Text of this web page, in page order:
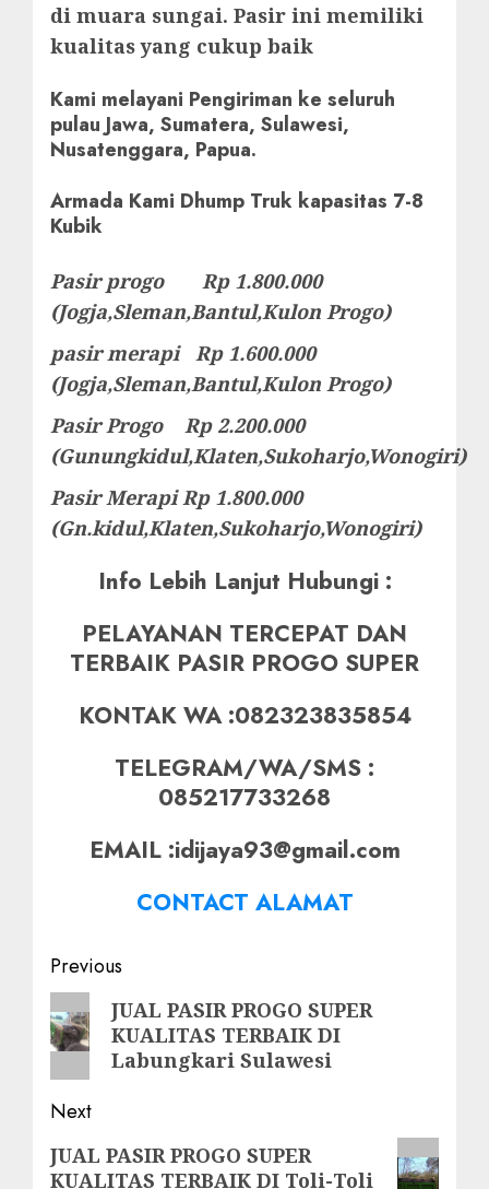
di muara sungai. Pasir ini memiliki
kualitas yang cukup baik
Kami melayani Pengiriman ke seluruh
pulau Jawa, Sumatera, Sulawesi,
Nusatenggara, Papua.
Armada Kami Dhump Truk kapasitas 7-8
Kubik
Pasir progo Rp 1.800.000
(Jogja,Sleman,Bantul,Kulon Progo)
pasir merapi Rp 1.600.000
(Jogja,Sleman,Bantul,Kulon Progo)
Pasir Progo Rp 2.200.000
(Gunungkidul,Klaten,Sukoharjo,Wonogiri)
Pasir Merapi Rp 1.800.000
(Gn.kidul,Klaten,Sukoharjo,Wonogiri)
Info Lebih Lanjut Hubungi :
PELAYANAN TERCEPAT DAN
TERBAIK PASIR PROGO SUPER
KONTAK WA :082323835854
TELEGRAM/WA/SMS :
085217733268
EMAIL :idijaya93@gmail.com
CONTACT ALAMAT
Post
navigation
Previous
Previous
post:
JUAL PASIR PROGO SUPER
KUALITAS TERBAIK DI
Labungkari Sulawesi
Next
Next
post:
JUAL PASIR PROGO SUPER
KUALITAS TERBAIK DI Toli-Toli